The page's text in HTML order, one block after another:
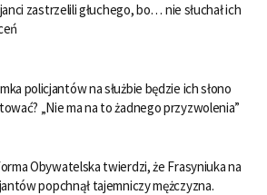
zastrzelili głuchego, bo… nie słuchał ich
policjantów na służbie będzie ich słono
„Nie ma na to żadnego przyzwolenia”
Obywatelska twierdzi, że Frasyniuka na
popchnął tajemniczy mężczyzna.